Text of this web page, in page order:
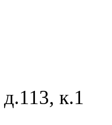
д.113, к.1